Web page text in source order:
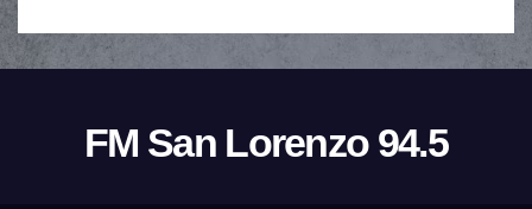
FM San Lorenzo 94.5